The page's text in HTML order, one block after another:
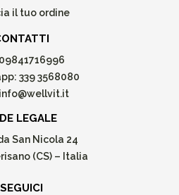
il tuo ordine
09841716996
339 3568080
info@wellvit.it
LEGALE
San Nicola 24
(CS) – Italia
SEGUICI